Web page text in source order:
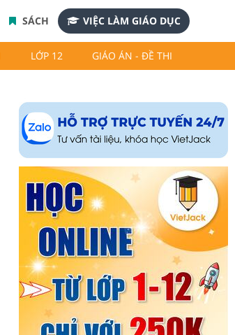
SÁCH VIỆC LÀM GIÁO DỤC
LỚP 12 GIÁO ÁN - ĐỀ THI